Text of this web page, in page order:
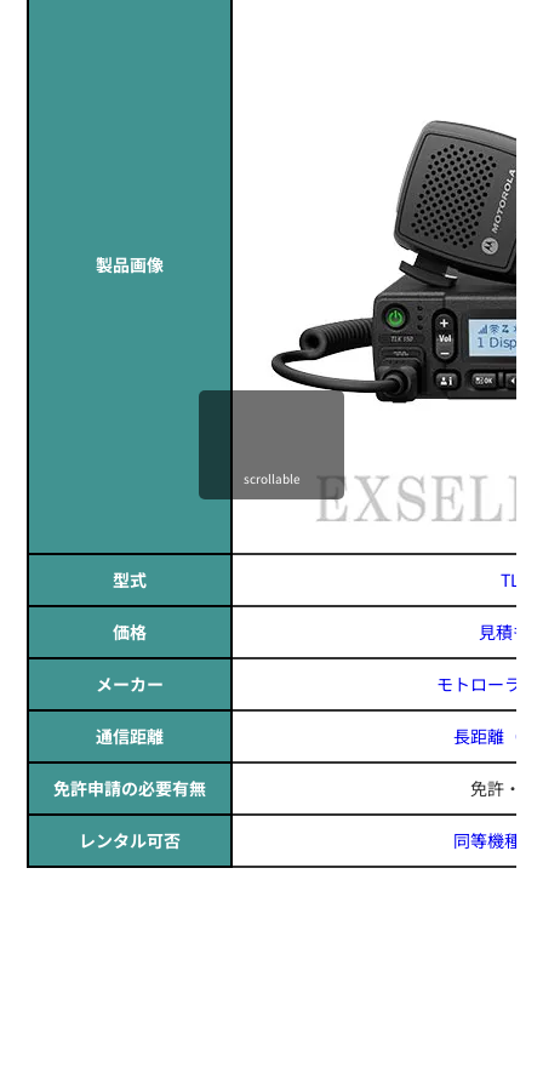
製品画像
型式
価格 見積も
メーカー モトローラ
通信距離 長距離 （
免許申請の必要有無 免許・
レンタル可否 同等機種
scrollable